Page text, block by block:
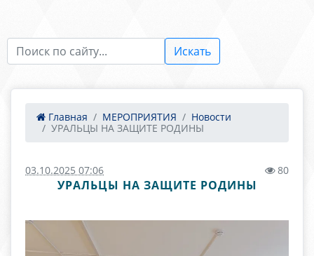
Искать
Главная МЕРОПРИЯТИЯ
Новости
УРАЛЬЦЫ НА ЗАЩИТЕ РОДИНЫ
03.10.2025 07:06 80
УРАЛЬЦЫ НА ЗАЩИТЕ РОДИНЫ